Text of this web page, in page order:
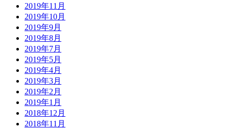
2019年11月
2019年10月
2019年9月
2019年8月
2019年7月
2019年5月
2019年4月
2019年3月
2019年2月
2019年1月
2018年12月
2018年11月